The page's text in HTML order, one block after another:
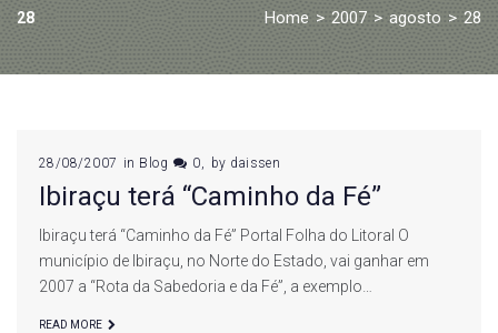
28 Home > 2007 > agosto > 28
Dia:
28
de
agosto
28/08/2007 in Blog 0 by daissen
Ibiraçu terá “Caminho da Fé”
Ibiraçu terá “Caminho da Fé” Portal Folha do Litoral O
município de Ibiraçu, no Norte do Estado, vai ganhar em
2007 a “Rota da Sabedoria e da Fé”, a exemplo…
READ MORE